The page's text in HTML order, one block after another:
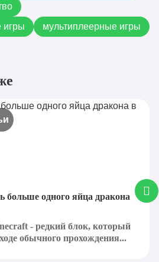
игры
мультиплеерные игры
одного яйца дракона
- редкий блок, который
обычного прохождения...